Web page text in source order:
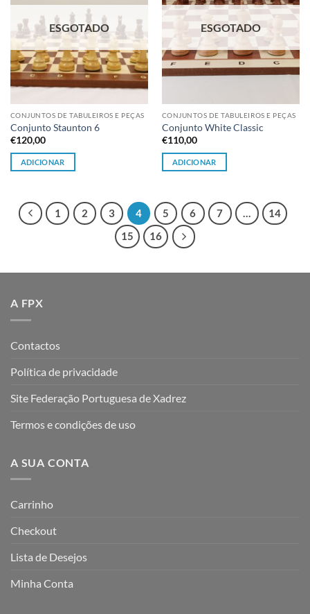
ESGOTADO
CONJUNTOS DE TABULEIROS E PEÇAS
Conjunto Staunton 6
€120,00
ADICIONAR
ESGOTADO
CONJUNTOS DE TABULEIROS E PEÇAS
Conjunto White Classic
€110,00
ADICIONAR
1 2 3 4 5 6 7 …
14
15
16
A FPX
Contactos
Política de privacidade
Site Federação Portuguesa de Xadrez
Termos e condições de uso
A SUA CONTA
Carrinho
Checkout
Lista de Desejos
Minha Conta